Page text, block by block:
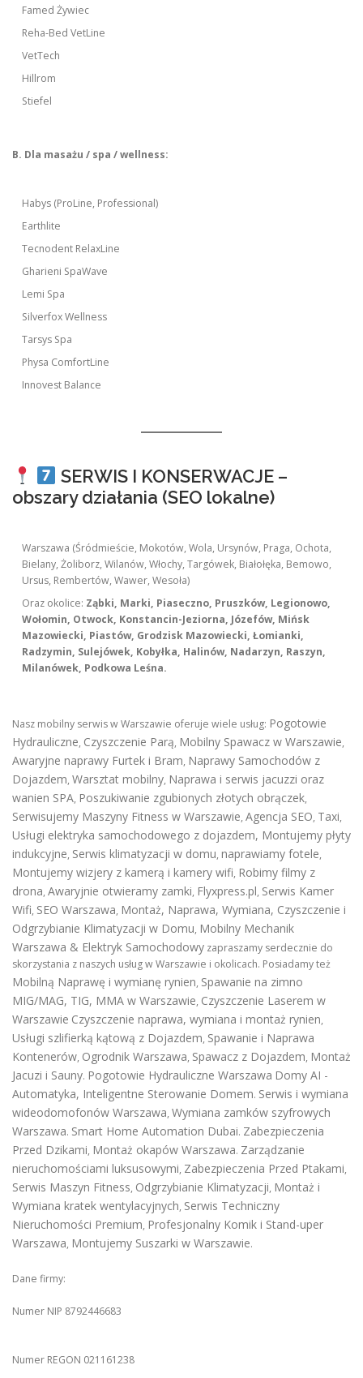
Famed Żywiec
Reha-Bed VetLine
VetTech
Hillrom
Stiefel
B. Dla masażu / spa / wellness:
Habys (ProLine, Professional)
Earthlite
Tecnodent RelaxLine
Gharieni SpaWave
Lemi Spa
Silverfox Wellness
Tarsys Spa
Physa ComfortLine
Innovest Balance
SERWIS I KONSERWACJE –
obszary działania (SEO lokalne)
Warszawa (Śródmieście, Mokotów, Wola, Ursynów, Praga, Ochota,
Bielany, Żoliborz, Wilanów, Włochy, Targówek, Białołęka, Bemowo,
Ursus, Rembertów, Wawer, Wesoła)
Oraz okolice: Ząbki, Marki, Piaseczno, Pruszków, Legionowo,
Wołomin, Otwock, Konstancin-Jeziorna, Józefów, Mińsk
Mazowiecki, Piastów, Grodzisk Mazowiecki, Łomianki,
Radzymin, Sulejówek, Kobyłka, Halinów, Nadarzyn, Raszyn,
Milanówek, Podkowa Leśna.
Nasz mobilny serwis w Warszawie oferuje wiele usług: Pogotowie
Hydrauliczne, Czyszczenie Parą, Mobilny Spawacz w Warszawie,
Awaryjne naprawy Furtek i Bram, Naprawy Samochodów z
Dojazdem, Warsztat mobilny, Naprawa i serwis jacuzzi oraz
wanien SPA, Poszukiwanie zgubionych złotych obrączek,
Serwisujemy Maszyny Fitness w Warszawie, Agencja SEO, Taxi,
Usługi elektryka samochodowego z dojazdem, Montujemy płyty
indukcyjne, Serwis klimatyzacji w domu, naprawiamy fotele,
Montujemy wizjery z kamerą i kamery wifi, Robimy filmy z
drona, Awaryjnie otwieramy zamki, Flyxpress.pl, Serwis Kamer
Wifi, SEO Warszawa, Montaż, Naprawa, Wymiana, Czyszczenie i
Odgrzybianie Klimatyzacji w Domu, Mobilny Mechanik
Warszawa & Elektryk Samochodowy zapraszamy serdecznie do
skorzystania z naszych usług w Warszawie i okolicach. Posiadamy też
Mobilną Naprawę i wymianę rynien, Spawanie na zimno
MIG/MAG, TIG, MMA w Warszawie, Czyszczenie Laserem w
Warszawie Czyszczenie naprawa, wymiana i montaż rynien,
Usługi szlifierką kątową z Dojazdem, Spawanie i Naprawa
Kontenerów, Ogrodnik Warszawa, Spawacz z Dojazdem, Montaż
Jacuzi i Sauny. Pogotowie Hydrauliczne Warszawa Domy AI -
Automatyka, Inteligentne Sterowanie Domem. Serwis i wymiana
wideodomofonów Warszawa, Wymiana zamków szyfrowych
Warszawa. Smart Home Automation Dubai. Zabezpieczenia
Przed Dzikami, Montaż okapów Warszawa. Zarządzanie
nieruchomościami luksusowymi, Zabezpieczenia Przed Ptakami,
Serwis Maszyn Fitness, Odgrzybianie Klimatyzacji, Montaż i
Wymiana kratek wentylacyjnych, Serwis Techniczny
Nieruchomości Premium, Profesjonalny Komik i Stand-uper
Warszawa, Montujemy Suszarki w Warszawie.
Dane firmy:
Numer NIP 8792446683
Numer REGON 021161238